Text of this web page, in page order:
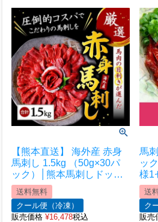
【熊本直送】 海外産 赤身
馬刺し 1.5kg （50g×30パ
ック）│熊本馬刺しドット
コム│熊本馬刺し 馬刺し通
販 馬刺し専門店 馬刺しお
取り寄せ 利他フーズ
送料無料
クール便（冷凍）
販売価格 ¥16,478税込
馬
ッ
様1
送
ク
販売